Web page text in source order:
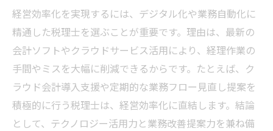
経営効率化を実現するには、デジタル化や業務自動化に
精通した税理士を選ぶことが重要です。理由は、最新の
会計ソフトやクラウドサービス活用により、経理作業の
手間やミスを大幅に削減できるからです。たとえば、ク
ラウド会計導入支援や定期的な業務フロー見直し提案を
積極的に行う税理士は、経営効率化に直結します。結論
として、テクノロジー活用力と業務改善提案力を兼ね備